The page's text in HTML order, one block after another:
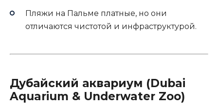
Пляжи на Пальме платные, но они
отличаются чистотой и инфраструктурой.
Дубайский аквариум (Dubai
Aquarium & Underwater Zoo)